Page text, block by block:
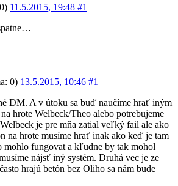
11.5.2015, 19:48 #1
0) 13.5.2015, 10:46 #1
DM. A v útoku sa buď naučíme hrať iným
hrote Welbeck/Theo alebo potrebujeme
je pre mňa zatial veľký fail ale ako
na hrote musíme hrať inak ako keď je tam
mohlo fungovat a kľudne by tak mohol
nájsť iný systém. Druhá vec je ze
hrajú betón bez Oliho sa nám bude